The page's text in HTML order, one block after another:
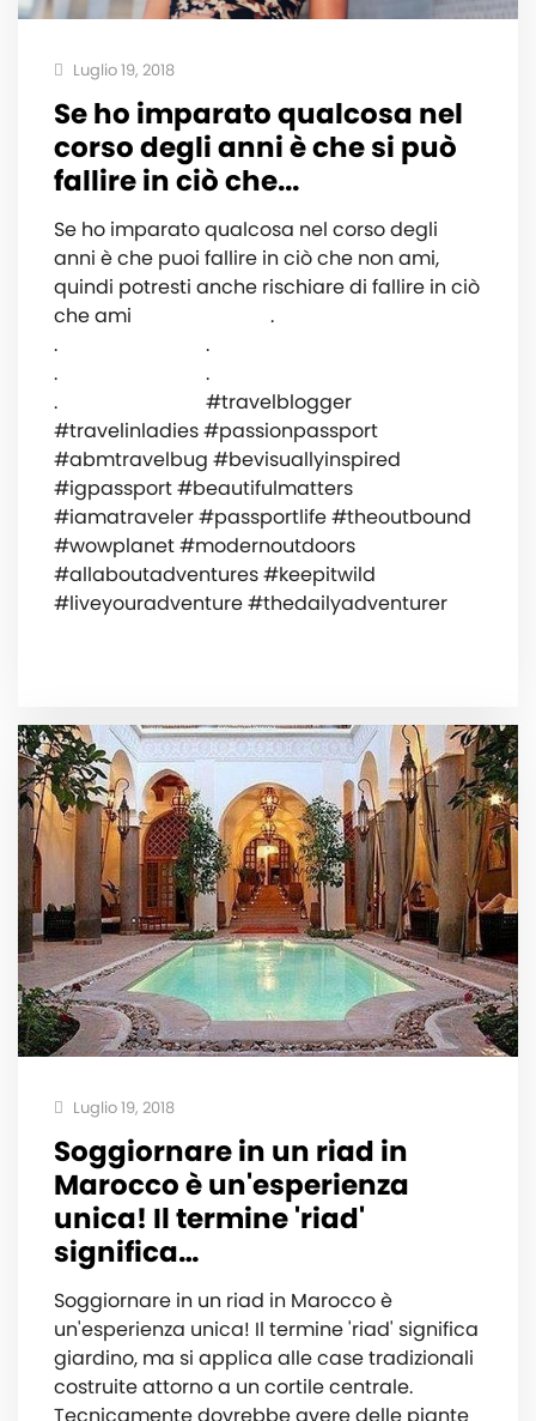
Luglio 19, 2018
Se ho imparato qualcosa nel
corso degli anni è che si può
fallire in ciò che...
Se ho imparato qualcosa nel corso degli
anni è che puoi fallire in ciò che non ami,
quindi potresti anche rischiare di fallire in ciò
che ami ️⠀⠀⠀⠀⠀⠀⠀⠀⠀ .⠀⠀⠀⠀⠀⠀⠀⠀⠀⠀
.⠀⠀⠀⠀⠀⠀⠀⠀⠀⠀ .⠀⠀⠀⠀⠀⠀⠀⠀⠀⠀
.⠀⠀⠀⠀⠀⠀⠀⠀⠀⠀ .⠀⠀⠀⠀⠀⠀⠀⠀⠀⠀
.⠀⠀⠀⠀⠀⠀⠀⠀⠀⠀ #travelblogger
#travelinladies #passionpassport
#abmtravelbug #bevisuallyinspired
#igpassport #beautifulmatters
#iamatraveler #passportlife #theoutbound
#wowplanet #modernoutdoors
#allaboutadventures #keepitwild
#liveyouradventure #thedailyadventurer
Luglio 19, 2018
Soggiornare in un riad in
Marocco è un'esperienza
unica! Il termine 'riad'
significa…
Soggiornare in un riad in Marocco è
un'esperienza unica! Il termine 'riad' significa
giardino, ma si applica alle case tradizionali
costruite attorno a un cortile centrale.